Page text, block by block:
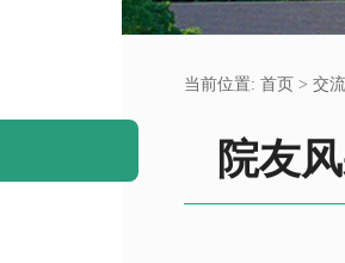
当前位置: 首页 > 交
院友